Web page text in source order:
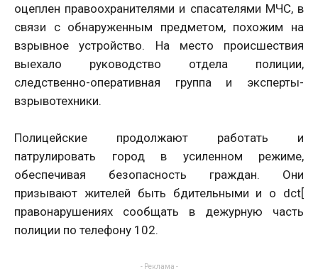
оцеплен правоохранителями и спасателями МЧС, в
связи с обнаруженным предметом, похожим на
взрывное устройство. На место происшествия
выехало руководство отдела полиции,
следственно-оперативная группа и эксперты-
взрывотехники.
Полицейские продолжают работать и
патрулировать город в усиленном режиме,
обеспечивая безопасность граждан. Они
призывают жителей быть бдительными и о dct[
правонарушениях сообщать в дежурную часть
полиции по телефону 102.
- Реклама -